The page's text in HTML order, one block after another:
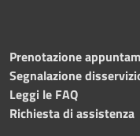
Prenotazione
Segnalazione
Leggi le FAQ
Richiesta di assistenza